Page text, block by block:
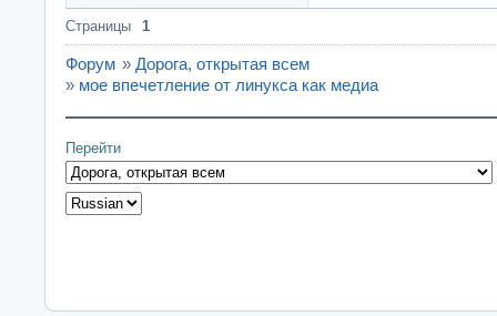
Страницы 1
Форум » Дорога, открытая всем
» мое впечетление от линукса как медиа
Перейти